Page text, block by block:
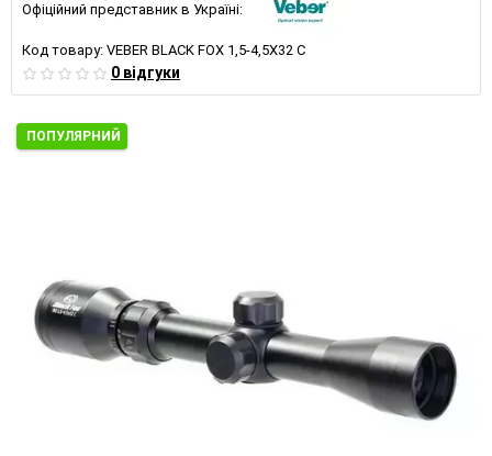
Офіційний представник в Україні:
Код товару: VEBER BLACK FOX 1,5-4,5Х32 C
0 відгуки
ПОПУЛЯРНИЙ